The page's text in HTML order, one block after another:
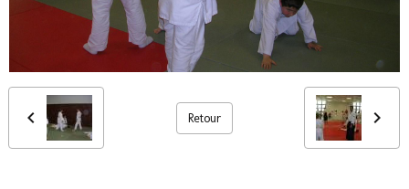
Retour